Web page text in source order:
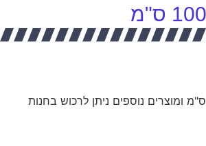
את הרצועת עיגון 100 ס"מ ומוצרים נוספים ניתן לרכוש בחנות